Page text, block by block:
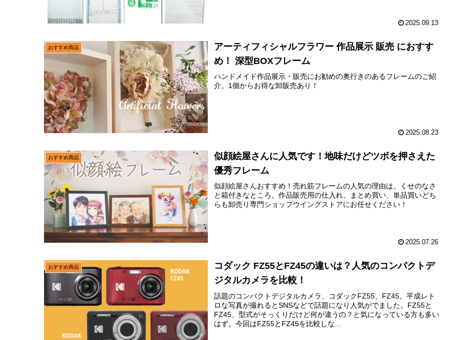
2025.09.13
おすすめ商品
アーティフィシャルフラワー 作品展示 販売 におすす
め！ 深型BOXフレーム
ハンドメイド作品展示・販売にお勧めの奥行きのあるフレームのご紹
介。1個からお得な卸販売あり！
2025.08.23
おすすめ商品
似顔絵屋さんに人気です！地味だけどツボを押さえた
優秀フレーム
似顔絵屋さんおすすめ！売れ筋フレームの人気の理由は、くせのなさ
と箱付きなところ。作品販売用の仕入れ、まとめ買い、単品買いどち
らも卸売り専門ショップウイングストアにお任せください！
2025.07.26
おすすめ商品
コダック FZ55とFZ45の違いは？人気のコンパクトデ
ジタルカメラを比較！
話題のコンパクトデジタルカメラ、コダックFZ55、FZ45。平成レト
ロな写真が撮れるとSNSなどで話題になり人気がでました。FZ55と
FZ45、型式がそっくりだけど何が違うの？と気になっている方も多い
はず。今回はFZ55とFZ45を比較しな...